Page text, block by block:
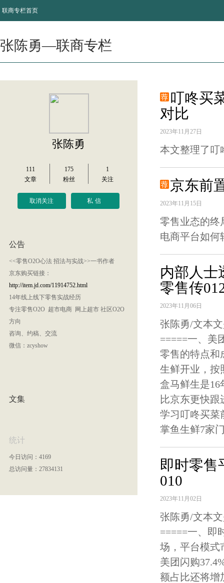
联商专栏首页
张陈勇—联商专栏
张陈勇
111
文章
175
粉丝
1
关注
取消关注 私信
公告
<<零售O2O心法 招法与实战>>一书作者
京东购买链接：
http://item.jd.com/11914752.html
14年线上线下零售实战经历
专注零售O2O 超市电商 网上超市 社区O2O
方向
咨询、约稿、交流
微信：zcyshow
文集
统计
今日访问：4169
总访问量：27834131
叮咚买
对比
2023年11月27日
本文整理了叮
京东前
2023年11月15日
零售业态的终
电商平台如何
内部人士
零售传
2023年11月06日
张陈勇/文本
=====一、美
零售的特点和
生鲜开业，按
盒马鲜生是16
比京东更快
学习叮咚买菜
掌鱼生鲜7家
即时零售
010
2023年11月02日
张陈勇/文本
=====一、即
场，平台模式
美团闪购
额占比还将增